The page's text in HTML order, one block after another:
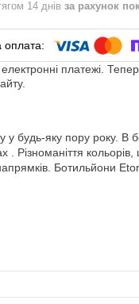
14 днів за рахунок
електронні платежі.
будь-яку пору року. В
. Різноманіття
Ботильйони